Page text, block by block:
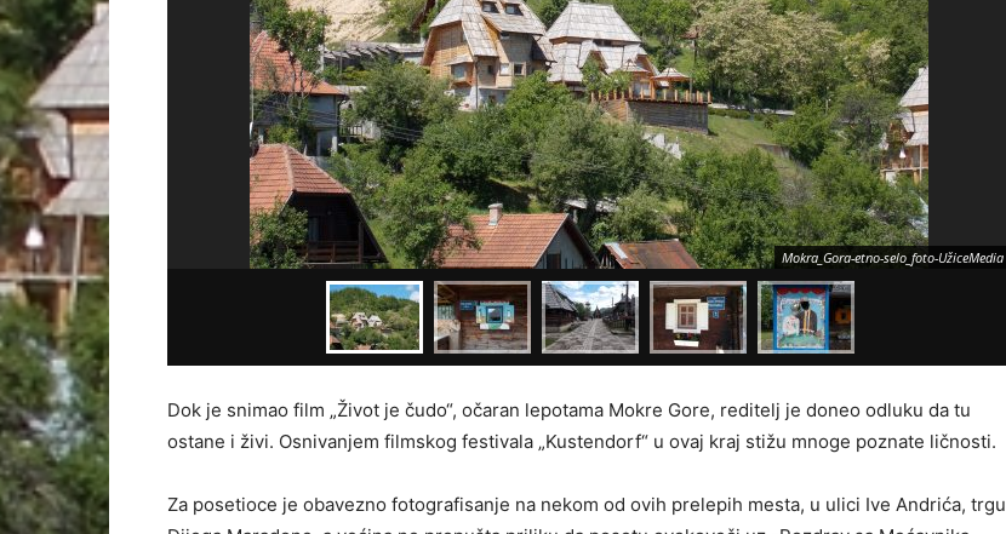
Mokra_Gora-etno-selo_foto-UžiceMedia
Dok je snimao film „Život je čudo“, očaran lepotama Mokre Gore, reditelj je doneo odluku da tu
ostane i živi. Osnivanjem filmskog festivala „Kustendorf“ u ovaj kraj stižu mnoge poznate ličnosti.
Za posetioce je obavezno fotografisanje na nekom od ovih prelepih mesta, u ulici Ive Andrića, trgu